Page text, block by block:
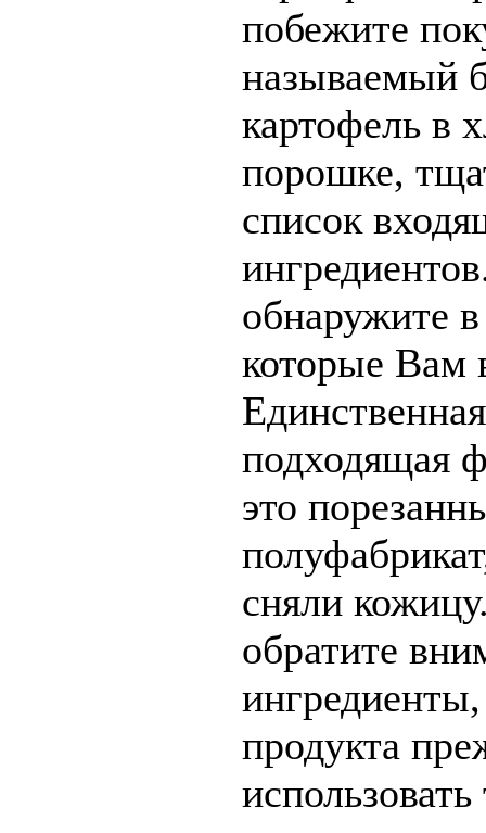
побежите
называемый
картофель в
порошке,
список
обнаружите
которые Вам
подходящая
это
сняли
обратите
продукта